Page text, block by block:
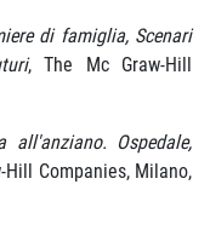
di famiglia, Scenari
, The Mc Graw-Hill
all'anziano. Ospedale,
Hill Companies, Milano,